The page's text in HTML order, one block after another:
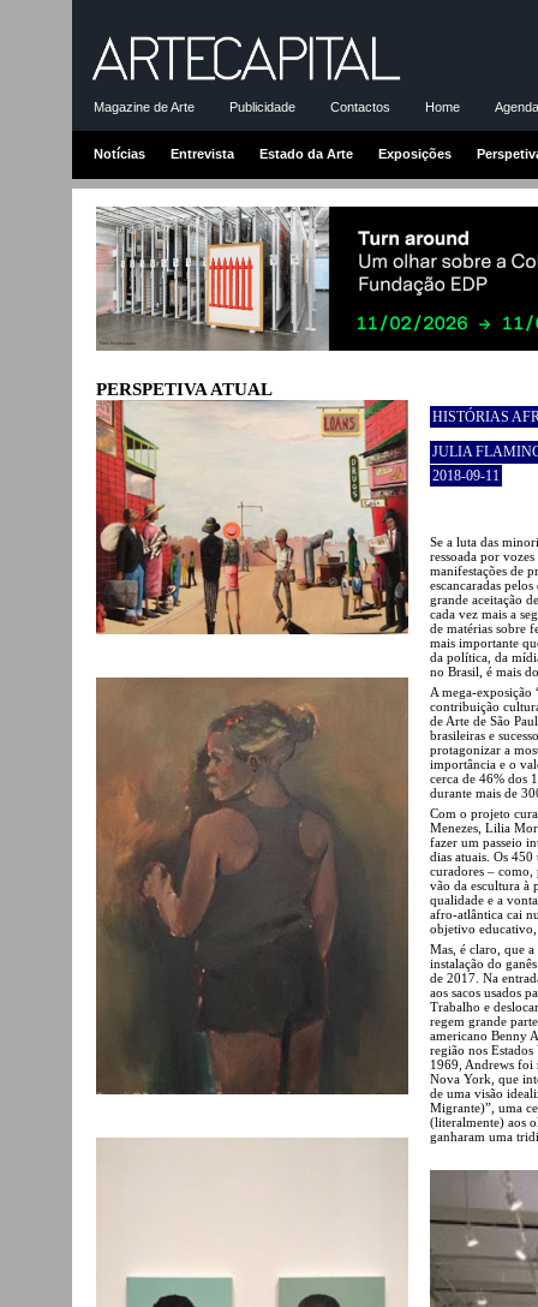
Magazine de Arte Publicidade Contactos Home
Notícias Entrevista Estado da Arte Exposições
PERSPETIVA ATUAL
HISTÓRIAS
JULIA
2018-09-11
Se a luta das
ressoada por
manifestações de
escancaradas
grande aceitação
cada vez mais a
de matérias sobre
mais importante
da política, da
no Brasil, é mais
A mega-exposição
contribuição
de Arte de São
brasileiras e
protagonizar a
importância e o
cerca de 46% dos
durante mais de
Com o projeto
Menezes, Lilia
fazer um passeio
dias atuais. Os
curadores – como,
vão da escultura à
qualidade e a
afro-atlântica cai
objetivo
Mas, é claro, que a
instalação do
de 2017. Na
aos sacos usados
Trabalho e
regem grande
americano Benny
região nos
1969, Andrews foi
Nova York, que
de uma visão
Migrante)”, uma
(literalmente) aos
ganharam uma